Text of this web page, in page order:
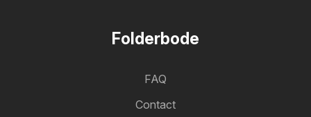
Folderbode
FAQ
Contact